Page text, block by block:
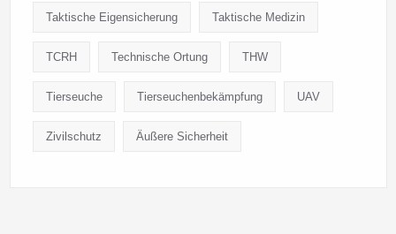
Taktische Eigensicherung Taktische Medizin
TCRH Technische Ortung THW
Tierseuche Tierseuchenbekämpfung UAV
Zivilschutz Äußere Sicherheit